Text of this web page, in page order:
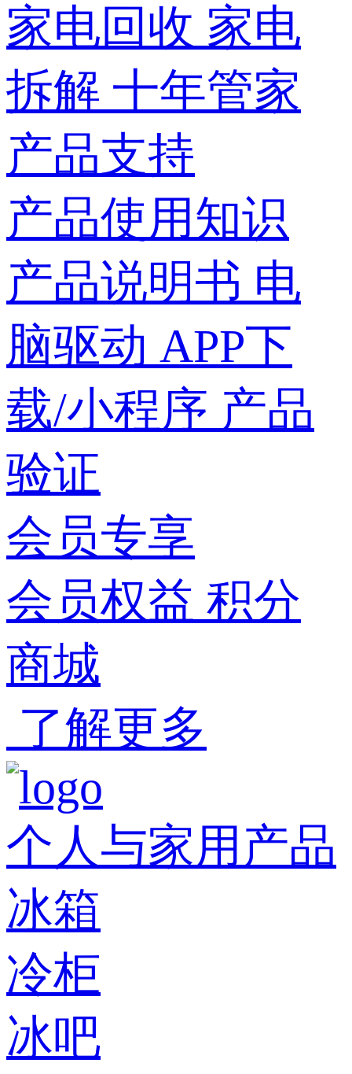
家电回收 家电
拆解 十年管家
产品支持
产品使用知识
产品说明书 电
脑驱动 APP下
载/小程序 产品
验证
会员专享
会员权益 积分
商城
了解更多
个人与家用产品
冰箱
冷柜
冰吧